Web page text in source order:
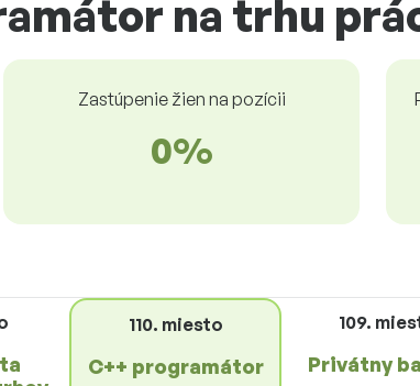
na trhu
Zastúpenie žien na pozícii
0%
110. miesto
C++ programátor
109.
Privátny